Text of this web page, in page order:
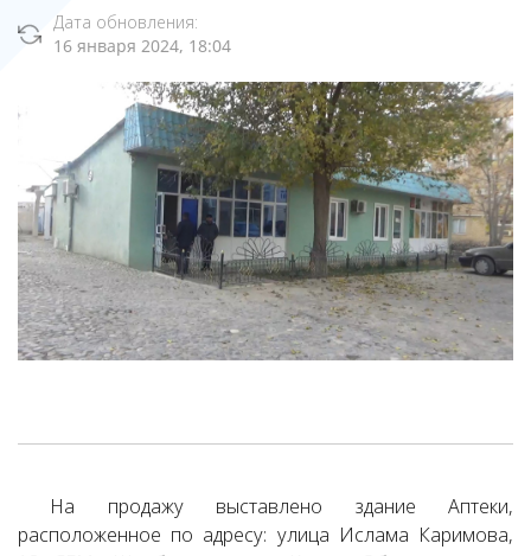
Дата обновления:
16 января 2024, 18:04
На продажу выставлено здание Аптеки,
расположенное по адресу: улица Ислама Каримова,